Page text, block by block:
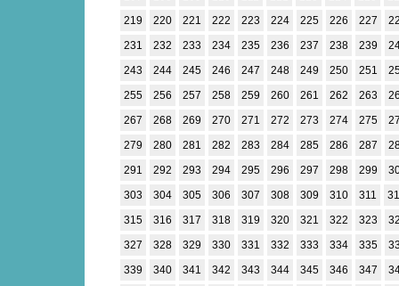
219
220 221 222 223 224 225 226 227
231
232 233 234 235 236 237 238 239
243
244 245 246 247 248 249 250 251
255
256 257 258 259 260 261 262 263
267
268 269 270 271 272 273 274 275
279
280 281 282 283 284 285 286 287
291
292 293 294 295 296 297 298 299
303
304 305 306 307 308 309 310 311
315
316 317 318 319 320 321 322 323
327
328 329 330 331 332 333 334 335
339
340 341 342 343 344 345 346 347